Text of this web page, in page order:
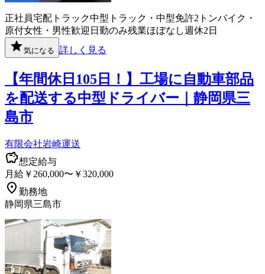
正社員宅配 トラック中型トラック・中型免許2トンバイク・
原付女性・男性歓迎 日勤のみ残業ほぼなし週休2日
気になる 詳しく見る
【年間休日105日！】工場に自動車部品
を配送する中型ドライバー｜静岡県三
島市
有限会社岩崎運送
想定給与
月給￥260,000〜￥320,000
勤務地
静岡県三島市